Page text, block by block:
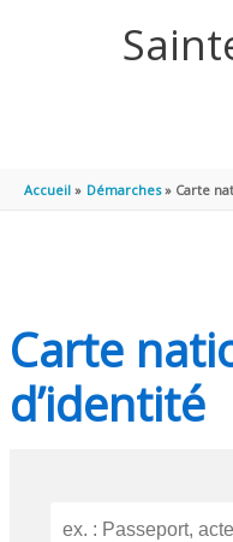
Accueil Démarches Carte
Carte
d’identité